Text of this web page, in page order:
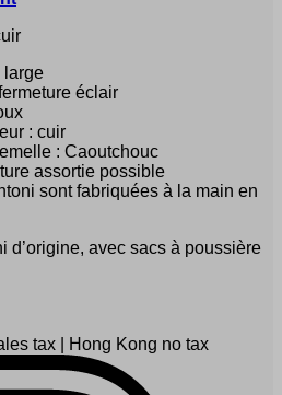
large
éclair
: cuir
: Caoutchouc
assortie possible
sont fabriquées à la main en
d’origine, avec sacs à poussière
tax Hong Kong no tax